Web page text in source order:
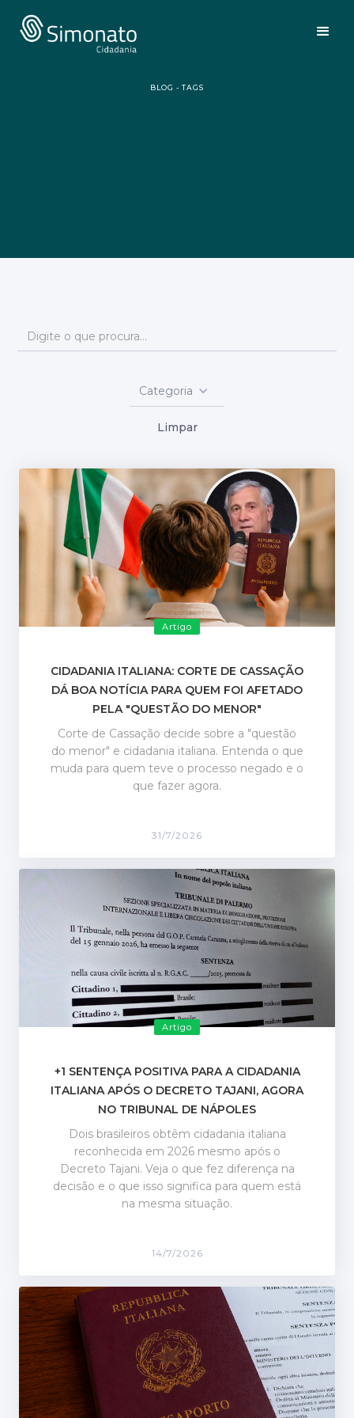
BLOG - TAGS
Categoria
Limpar
Artigo
CIDADANIA ITALIANA: CORTE DE CASSAÇÃO
DÁ BOA NOTÍCIA PARA QUEM FOI AFETADO
PELA "QUESTÃO DO MENOR"
Corte de Cassação decide sobre a "questão
do menor" e cidadania italiana. Entenda o que
muda para quem teve o processo negado e o
que fazer agora.
31/7/2026
Artigo
+1 SENTENÇA POSITIVA PARA A CIDADANIA
ITALIANA APÓS O DECRETO TAJANI, AGORA
NO TRIBUNAL DE NÁPOLES
Dois brasileiros obtêm cidadania italiana
reconhecida em 2026 mesmo após o
Decreto Tajani. Veja o que fez diferença na
decisão e o que isso significa para quem está
na mesma situação.
14/7/2026